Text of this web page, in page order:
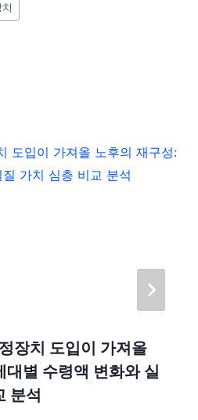
장치 도입이 가져올
대별 수령액 변화와 실
분석